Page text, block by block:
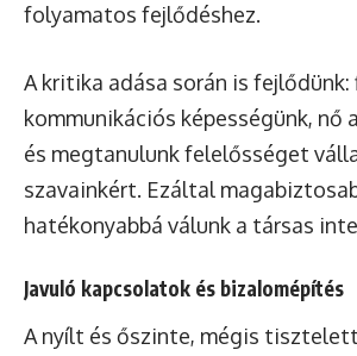
folyamatos fejlődéshez.
A kritika adása során is fejlődünk:
kommunikációs képességünk, nő
és megtanulunk felelősséget
szavainkért. Ezáltal
hatékonyabbá válunk a társas
Javuló kapcsolatok és bizalomépítés
A nyílt és őszinte, mégis